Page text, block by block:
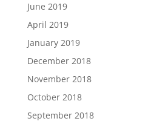
June 2019
April 2019
January 2019
December 2018
November 2018
October 2018
September 2018